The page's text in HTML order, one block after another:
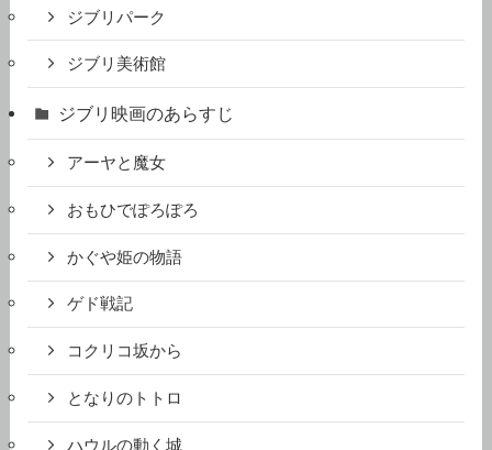
ジブリパーク
ジブリ美術館
ジブリ映画のあらすじ
アーヤと魔女
おもひでぽろぽろ
かぐや姫の物語
ゲド戦記
コクリコ坂から
となりのトトロ
ハウルの動く城